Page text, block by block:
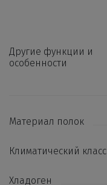
Другие функции и
особенности
Материал полок
Климатический класс
Хладоген